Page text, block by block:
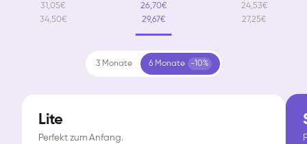
31,05€
34,50€
26,70€
29,67€
24,53€
27,25€
3 Monate 6 Monate -10%
Lite
Perfekt zum Anfang.